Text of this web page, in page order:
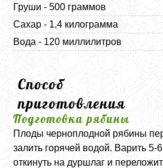
Груши - 500 граммов
Сахар - 1,4 килограмма
Вода - 120 миллилитров
Способ
приготовления
Подготовка рябины
Плоды черноплодной рябины
залить горячей водой. Варить 5-
откинуть на дуршлаг и